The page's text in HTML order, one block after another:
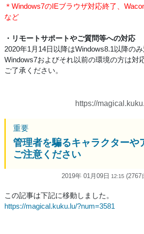
＊Windows7のIEブラウザ対応終了、
など
・リモートサポートやご質問等への対応
2020年1月14日以降はWindows8.1以降のみ
Windows7およびそれ以前の環境の方は対
ご了承ください。
https://
重要
管理者を騙るキャラクターや
ご注意ください
2019年 01月09日 12:15 (2767
この記事は下記に移動しました。
https://magical.kuku.lu/?num=3581